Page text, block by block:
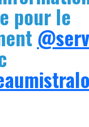
pour le